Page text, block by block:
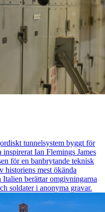
tunnelsystem byggt för
inspirerat Ian Flemings James
för en banbrytande teknisk
historiens mest ökända
berättar omgivningarna
soldater i anonyma gravar.